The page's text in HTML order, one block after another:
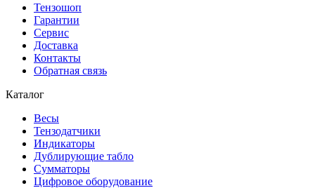
Тензошоп
Гарантии
Сервис
Доставка
Контакты
Обратная связь
Каталог
Весы
Тензодатчики
Индикаторы
Дублирующие табло
Сумматоры
Цифровое оборудование